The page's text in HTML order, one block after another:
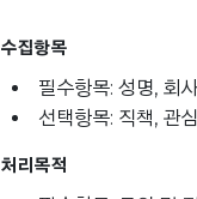
수집항목
필수항목: 성명, 회
선택항목: 직책, 관
처리목적